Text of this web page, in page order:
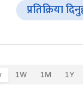
प्रतिक्रिया